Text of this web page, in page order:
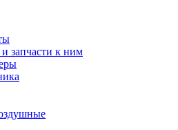
запчасти к ним